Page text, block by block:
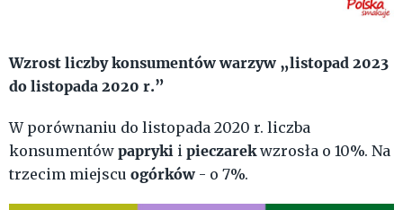
Wzrost liczby konsumentów warzyw „listopad 2023
do listopada 2020 r.”
W porównaniu do listopada 2020 r. liczba
konsumentów papryki i pieczarek wzrosła o 10%. Na
trzecim miejscu ogórków - o 7%.